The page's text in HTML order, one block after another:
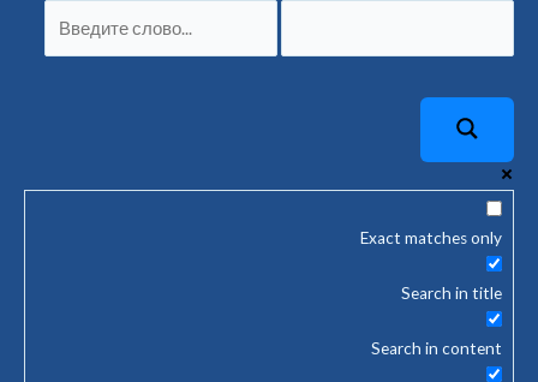
Exact matches only
Search in title
Search in content